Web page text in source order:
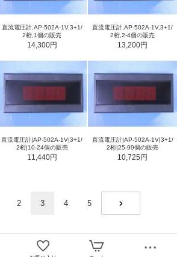
直流電圧計,AP-502A-1V,3+1/
2桁,1個の販売
14,300円
直流電圧計,AP-502A-1V,3+1/
2桁,2-4個の販売
13,200円
直流電圧計|AP-502A-1V|3+1/
2桁|10-24個の販売
11,440円
直流電圧計|AP-502A-1V|3+1/
2桁|25-99個の販売
10,725円
2 3 4
5